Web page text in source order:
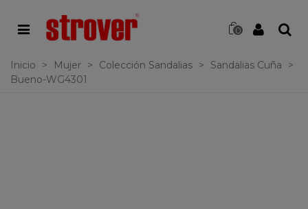
0
Inicio > Mujer > Colección Sandalias > Sandalias Cuña
>
Bueno-WG4301